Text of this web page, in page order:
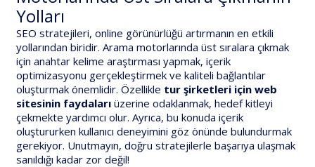
Yolları
SEO stratejileri, online görünürlüğü artırmanın en etkili
yollarından biridir. Arama motorlarında üst sıralara çıkmak
için anahtar kelime araştırması yapmak, içerik
optimizasyonu gerçekleştirmek ve kaliteli bağlantılar
oluşturmak önemlidir. Özellikle tur şirketleri için web
sitesinin faydalarıüzerine odaklanmak, hedef kitleyi
çekmekte yardımcı olur. Ayrıca, bu konuda içerik
oluştururken kullanıcı deneyimini göz önünde bulundurmak
gerekiyor. Unutmayın, doğru stratejilerle başarıya ulaşmak
sanıldığı kadar zor değil!